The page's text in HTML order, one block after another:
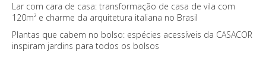
Lar com cara de casa: transformação de casa de vila com
120m² e charme da arquitetura italiana no Brasil
Plantas que cabem no bolso: espécies acessíveis da CASACOR
inspiram jardins para todos os bolsos